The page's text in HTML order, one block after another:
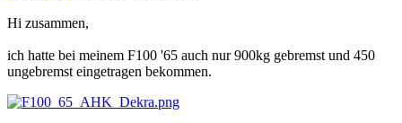
Hi zusammen,
ich hatte bei meinem F100 '65 auch nur 900kg gebremst und 450
ungebremst eingetragen bekommen.